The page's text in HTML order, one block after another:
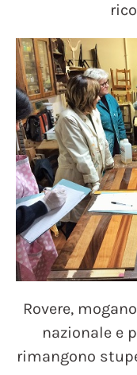
Rovere,
nazionale e
rimangono